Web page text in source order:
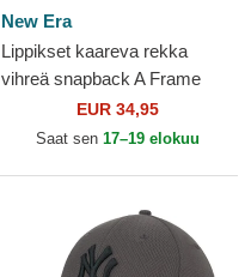
New Era
Lippikset kaareva rekka
vihreä snapback A Frame
Sport Los Angeles Dodgers
MLB New Era
EUR 34,95
Saat sen 17–19 elokuu